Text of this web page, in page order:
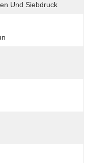
Und Siebdruck